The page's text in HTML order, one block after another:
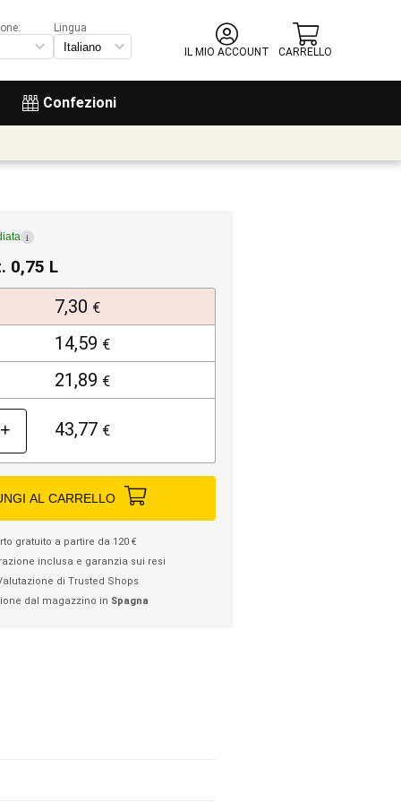
Confezioni
Lingua
IL MIO ACCOUNT
CARRELLO
i
0,75 L
7,30 €
14,59 €
21,89 €
+ 43,77 €
AL CARRELLO
gratuito a partire da 120 €
inclusa e garanzia sui resi
di Trusted Shops
dal magazzino in Spagna